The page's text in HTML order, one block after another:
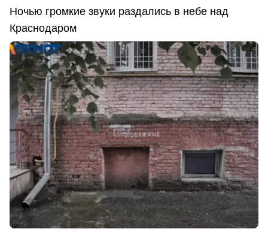
Ночью громкие звуки раздались в небе над
Краснодаром